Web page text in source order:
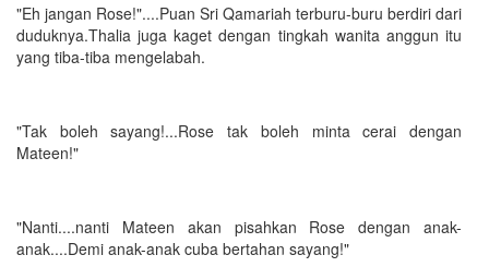
"Eh jangan Rose!"....Puan Sri Qamariah terburu-buru berdiri dari
duduknya.Thalia juga kaget dengan tingkah wanita anggun itu
yang tiba-tiba mengelabah.
"Tak boleh sayang!...Rose tak boleh minta cerai dengan
Mateen!"
"Nanti....nanti Mateen akan pisahkan Rose dengan anak-
anak....Demi anak-anak cuba bertahan sayang!"